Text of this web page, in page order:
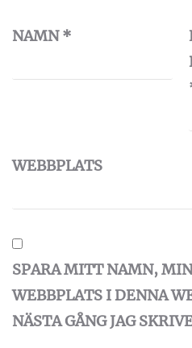
NAMN*
WEBBPLATS
SPARA MITT NAMN,
WEBBPLATS I DENNA
NÄSTA GÅNG JAG